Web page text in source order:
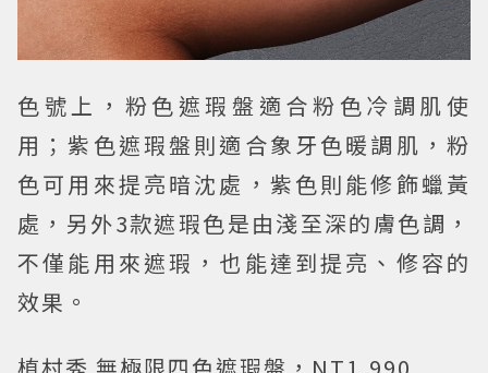
色號上，粉色遮瑕盤適合粉色冷調肌使
用；紫色遮瑕盤則適合象牙色暖調肌，粉
色可用來提亮暗沈處，紫色則能修飾蠟黃
處，另外3款遮瑕色是由淺至深的膚色調，
不僅能用來遮瑕，也能達到提亮、修容的
效果。